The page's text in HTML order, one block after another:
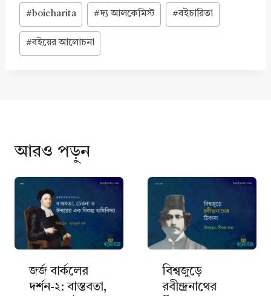
Post
Tags:
#boicharita #দ্য আলকেমিস্ট #বইচারিতা
#বইয়ের আলোচনা
আরও পড়ুন
জর্জ বার্কলের
দর্শন-২: বাস্তবতা,
বিশ্বজুড়ে
রবীন্দ্রনাথের